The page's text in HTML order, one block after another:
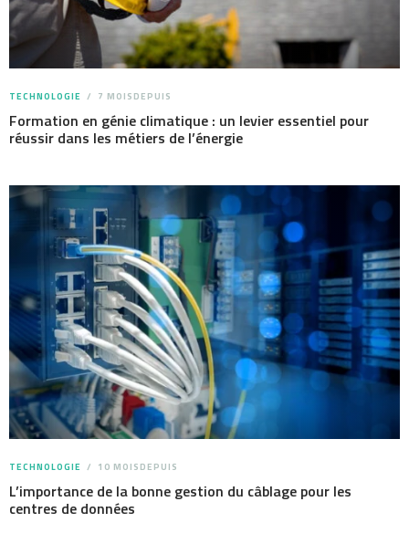
TECHNOLOGIE 7 MOISDEPUIS
Formation en génie climatique : un levier essentiel pour
réussir dans les métiers de l’énergie
TECHNOLOGIE 10 MOISDEPUIS
L’importance de la bonne gestion du câblage pour les
centres de données